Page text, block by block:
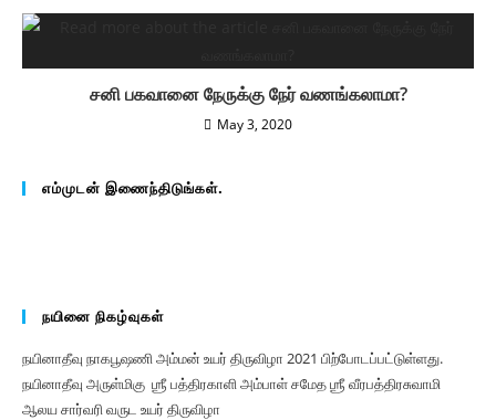
சனி பகவானை நேருக்கு நேர் வணங்கலாமா?
May 3, 2020
எம்முடன் இணைந்திடுங்கள்.
நயினை நிகழ்வுகள்
நயினாதீவு நாகபூஷணி அம்மன் உயர் திருவிழா 2021 பிற்போடப்பட்டுள்ளது.
நயினாதீவு அருள்மிகு ஶ்ரீ பத்திரகாளி அம்பாள் சமேத ஶ்ரீ வீரபத்திரசுவாமி
ஆலய சார்வரி வருட உயர் திருவிழா